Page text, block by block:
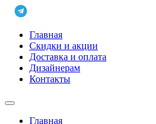
Главная
Скидки и акции
Доставка и оплата
Дизайнерам
Контакты
Главная